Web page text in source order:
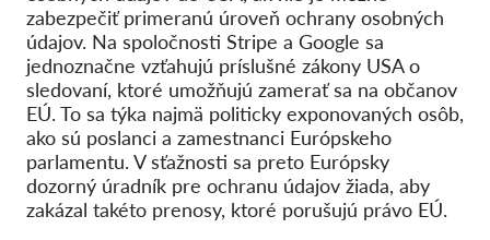
zabezpečiť primeranú úroveň ochrany osobných
údajov. Na spoločnosti Stripe a Google sa
jednoznačne vzťahujú príslušné zákony USA o
sledovaní, ktoré umožňujú zamerať sa na občanov
EÚ. To sa týka najmä politicky exponovaných osôb,
ako sú poslanci a zamestnanci Európskeho
parlamentu. V sťažnosti sa preto Európsky
dozorný úradník pre ochranu údajov žiada, aby
zakázal takéto prenosy, ktoré porušujú právo EÚ.